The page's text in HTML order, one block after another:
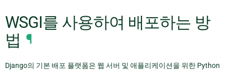
WSGI를 사용하여 배포하는 방
법 ¶
Django의 기본 배포 플랫폼은 웹 서버 및 애플리케이션을 위한 Python